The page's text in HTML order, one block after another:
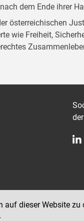
dem Ende ihrer
österreichischen
wie Freiheit,
auf dieser Website